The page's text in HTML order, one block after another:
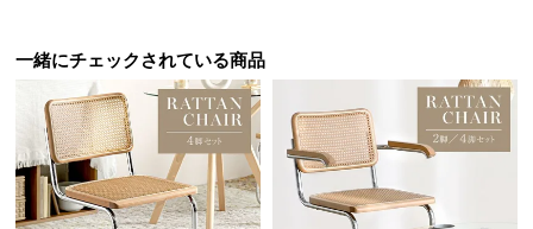
て
会
員
規
約
に
一緒にチェックされている商品